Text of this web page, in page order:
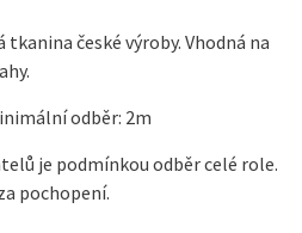
české výroby. Vhodná na
odběr: 2m
je podmínkou odběr celé role.
pochopení.